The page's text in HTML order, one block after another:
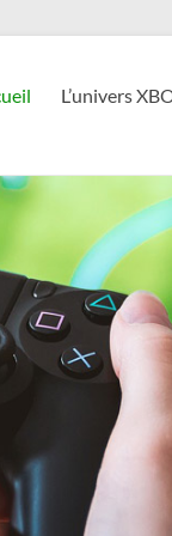
L’univers